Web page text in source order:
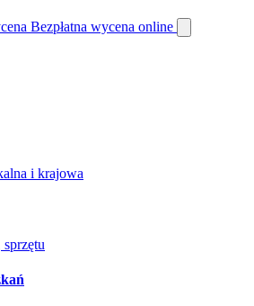
Bezpłatna wycena online
i krajowa